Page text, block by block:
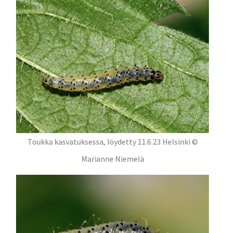
Toukka kasvatuksessa, löydetty 11.6.23 Helsinki ©
Marianne Niemelä